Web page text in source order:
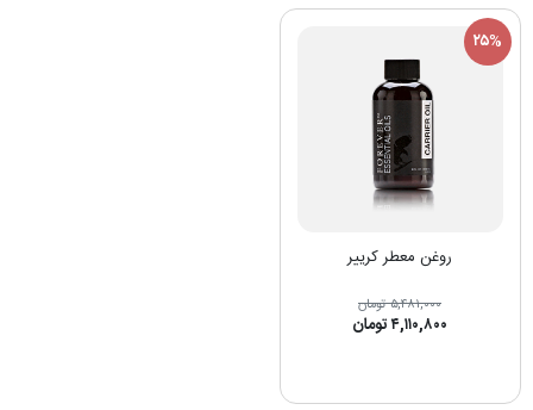
۲۵%
روغن معطر کرییر
۵,۴۸۱,۰۰۰ تومان
۴,۱۱۰,۸۰۰ تومان